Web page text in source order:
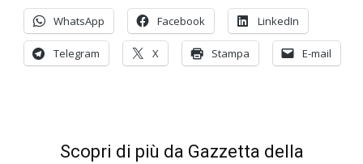
WhatsApp Facebook LinkedIn
Telegram X Stampa E-mail
Scopri di più da Gazzetta della